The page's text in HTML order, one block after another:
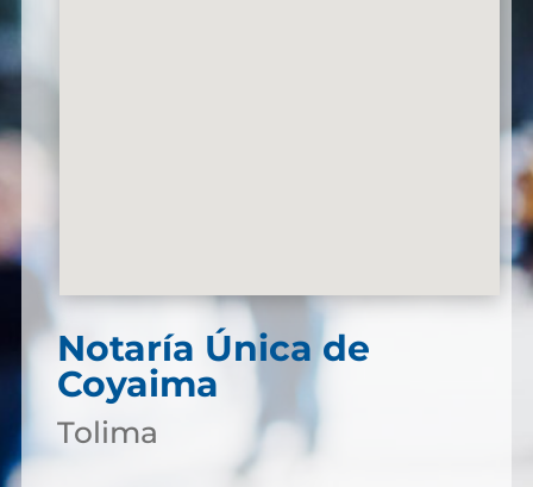
Notaría Única de
Coyaima
Tolima